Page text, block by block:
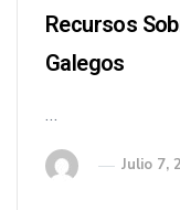
Recursos
Galegos
…
Julio 7,